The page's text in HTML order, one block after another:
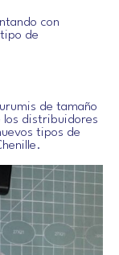
con
de
de tamaño
los distribuidores
tipos de